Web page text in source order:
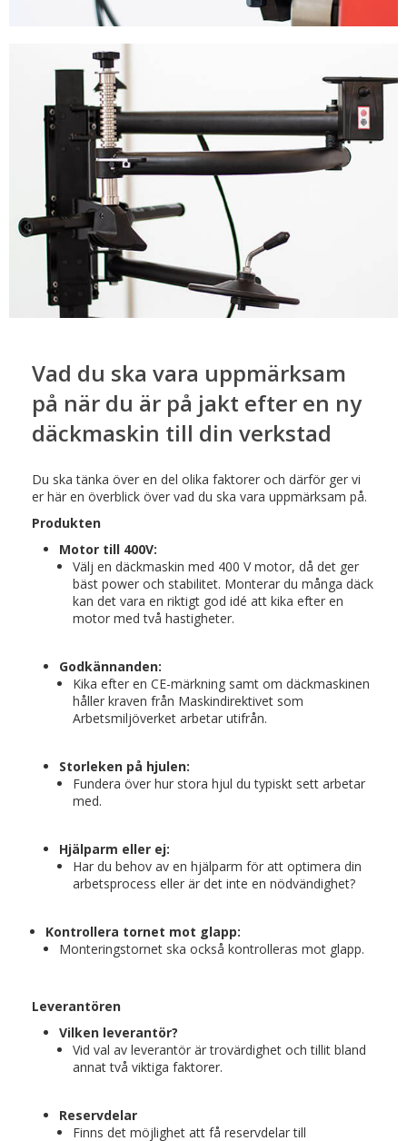
Vad du ska vara uppmärksam
på när du är på jakt efter en ny
däckmaskin till din verkstad
Du ska tänka över en del olika faktorer och därför ger vi
er här en överblick över vad du ska vara uppmärksam på.
Produkten
Motor till 400V:
Välj en däckmaskin med 400 V motor, då det ger
bäst power och stabilitet. Monterar du många däck
kan det vara en riktigt god idé att kika efter en
motor med två hastigheter.
Godkännanden:
Kika efter en CE-märkning samt om däckmaskinen
håller kraven från Maskindirektivet som
Arbetsmiljöverket arbetar utifrån.
Storleken på hjulen:
Fundera över hur stora hjul du typiskt sett arbetar
med.
Hjälparm eller ej:
Har du behov av en hjälparm för att optimera din
arbetsprocess eller är det inte en nödvändighet?
Kontrollera tornet mot glapp:
Monteringstornet ska också kontrolleras mot glapp.
Leverantören
Vilken leverantör?
Vid val av leverantör är trovärdighet och tillit bland
annat två viktiga faktorer.
Reservdelar
Finns det möjlighet att få reservdelar till